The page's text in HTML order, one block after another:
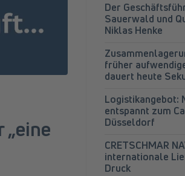
Der
Sauerwald und
Niklas Henke
früher
dauert heute
Logistikangebot:
entspannt zum
Düsseldorf
CRETSCHMAR
internationale
Druck